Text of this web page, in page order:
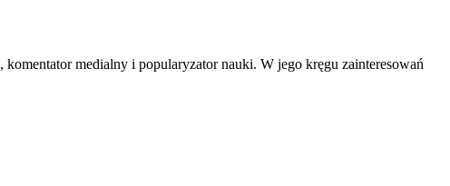
, komentator medialny i popularyzator nauki. W jego kręgu zainteresowań